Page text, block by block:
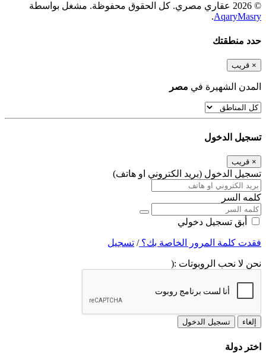
© 2026 عقاري مصري. كل الحقوق محفوظة. مشغل بواسطة
AqaryMasry
.
حدد منطقتك
× قريب
المدن الشهيرة في مصر
تسجيل الدخول
× قريب
تسجيل الدخول (بريد الكتروني او هاتف)
كلمه السر
أبق تسجيل دخولي
فقدت كلمة المرور الخاصة بك؟/ تسجيل
نحن لا نحب الروبوتات :(
إلغاء تسجيل الدخول
اختر دولة